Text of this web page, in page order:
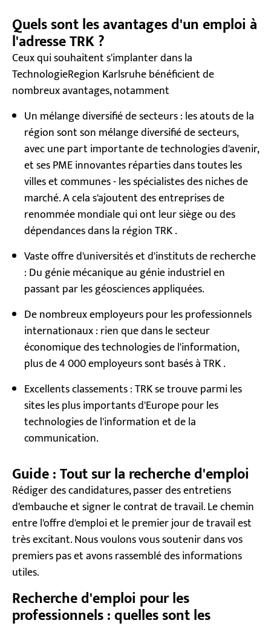
Quels sont les avantages d'un emploi à
l'adresse TRK ?
Ceux qui souhaitent s'implanter dans la
TechnologieRegion Karlsruhe bénéficient de
nombreux avantages, notamment
Un mélange diversifié de secteurs : les atouts de la
région sont son mélange diversifié de secteurs,
avec une part importante de technologies d'avenir,
et ses PME innovantes réparties dans toutes les
villes et communes - les spécialistes des niches de
marché. A cela s'ajoutent des entreprises de
renommée mondiale qui ont leur siège ou des
dépendances dans la région TRK .
Vaste offre d'universités et d'instituts de recherche
: Du génie mécanique au génie industriel en
passant par les géosciences appliquées.
De nombreux employeurs pour les professionnels
internationaux : rien que dans le secteur
économique des technologies de l'information,
plus de 4 000 employeurs sont basés à TRK .
Excellents classements : TRK se trouve parmi les
sites les plus importants d'Europe pour les
technologies de l'information et de la
communication.
Guide : Tout sur la recherche d'emploi
Rédiger des candidatures, passer des entretiens
d'embauche et signer le contrat de travail. Le chemin
entre l'offre d'emploi et le premier jour de travail est
très excitant. Nous voulons vous soutenir dans vos
premiers pas et avons rassemblé des informations
utiles.
Recherche d'emploi pour les
professionnels : quelles sont les